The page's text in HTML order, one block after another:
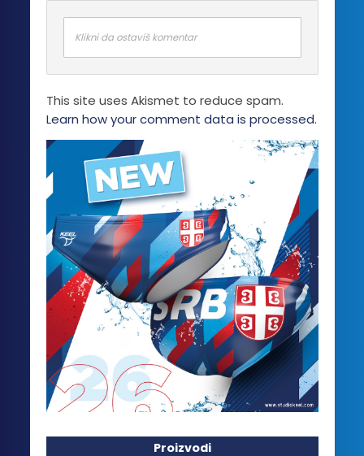
Klikni da ostaviš komentar
This site uses Akismet to reduce spam.
Learn how your comment data is processed.
Proizvodi